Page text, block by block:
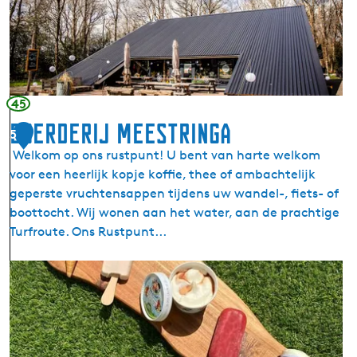
t
e
P
a
e
r
t
l
o
k
h
u
t
p
a
r
j
e
b
r
d
45
5
Boerderij Meestringa
Welkom op ons rustpunt! U bent van harte welkom
voor een heerlijk kopje koffie, thee of ambachtelijk
geperste vruchtensappen tijdens uw wandel-, fiets- of
boottocht. Wij wonen aan het water, aan de prachtige
Turfroute. Ons Rustpunt...
B
o
e
r
d